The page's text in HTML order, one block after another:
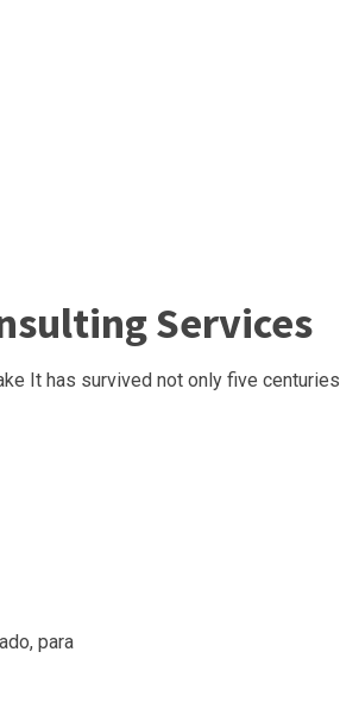
Services
It has survived not only five
para